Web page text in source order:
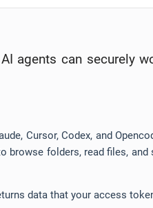
agents can securely
Cursor, Codex, and
folders, read files,
data that your access